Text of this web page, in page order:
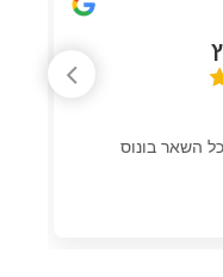
השאר בונוס